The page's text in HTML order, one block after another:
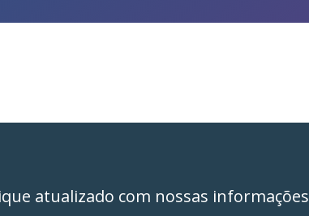
atualizado com nossas informações